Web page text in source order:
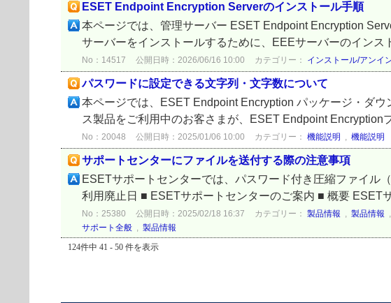
ESET Endpoint Encryption Serverのインストール手順
本ページでは、管理サーバー ESET Endpoint Encryption
サーバーをインストールするために、EEEサーバーのイン
No：14517 公開日時：2026/06/16 10:00 カテゴリー： インストール/アンイ
パスワードに設定できる文字列・文字数について
本ページでは、ESET Endpoint Encryption パッケージ・ダ
ス製品をご利用中のお客さまが、ESET Endpoint Encryption
No：20048 公開日時：2025/01/06 10:00 カテゴリー： 機能説明 , 機能説明
サポートセンターにファイルを送付する際の注意事項
ESETサポートセンターでは、パスワード付き圧縮ファイル
利用廃止日 ■ ESETサポートセンターのご案内 ■ 概要 ESET
No：25380 公開日時：2025/02/18 16:37 カテゴリー： 製品情報 , 製品情報 ,
サポート全般 , 製品情報
124件中 41 - 50 件を表示